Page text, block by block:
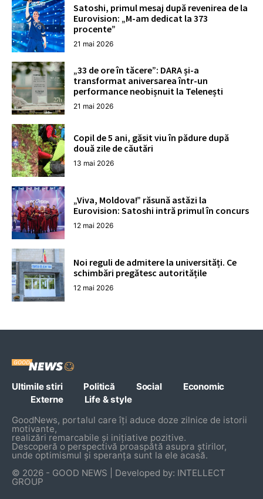
Satoshi, primul mesaj după revenirea de la
Eurovision: „M-am dedicat la 373
procente”
21 mai 2026
„33 de ore în tăcere”: DARA și-a
transformat aniversarea într-un
performance neobișnuit la Telenești
21 mai 2026
Copil de 5 ani, găsit viu în pădure după
două zile de căutări
13 mai 2026
„Viva, Moldova!” răsună astăzi la
Eurovision: Satoshi intră primul în concurs
12 mai 2026
Noi reguli de admitere la universități. Ce
schimbări pregătesc autoritățile
12 mai 2026
Ultimile stiri Politică Social
Economic
Externe
Life & style
GoodNews, portalul care îți aduce doze zilnice de istorii
motivante,
realizări remarcabile și inițiative pozitive.
Descoperă o perspectivă proaspătă asupra știrilor,
unde optimismul și speranța sunt la ele acasă.
© 2026 - GOOD NEWS | Developed by: INTELLECT
GROUP